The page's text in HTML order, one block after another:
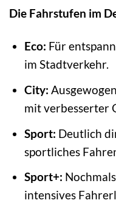
Die Fahrstufen im
Eco: Für
im Stadtverkehr.
City:
mit verbesserter
Sport: Deutlich
sportliches
Sport+:
intensives